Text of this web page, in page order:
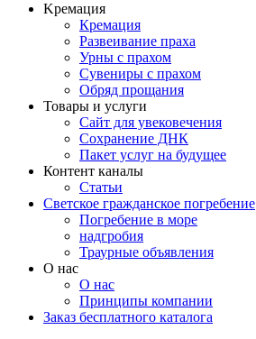
Kремация
Кремация
Развеивание праха
Урны с прахом
Сувениры с прахом
Обряд прощания
Товары и услуги
Сайт для увековечения
Сохранение ДНК
Пакет услуг на будущее
Контент каналы
Статьи
Светское гражданское погребение
Погребение в море
надгробия
Траурные объявления
О нас
О нас
Принципы компании
Заказ бесплатного каталога